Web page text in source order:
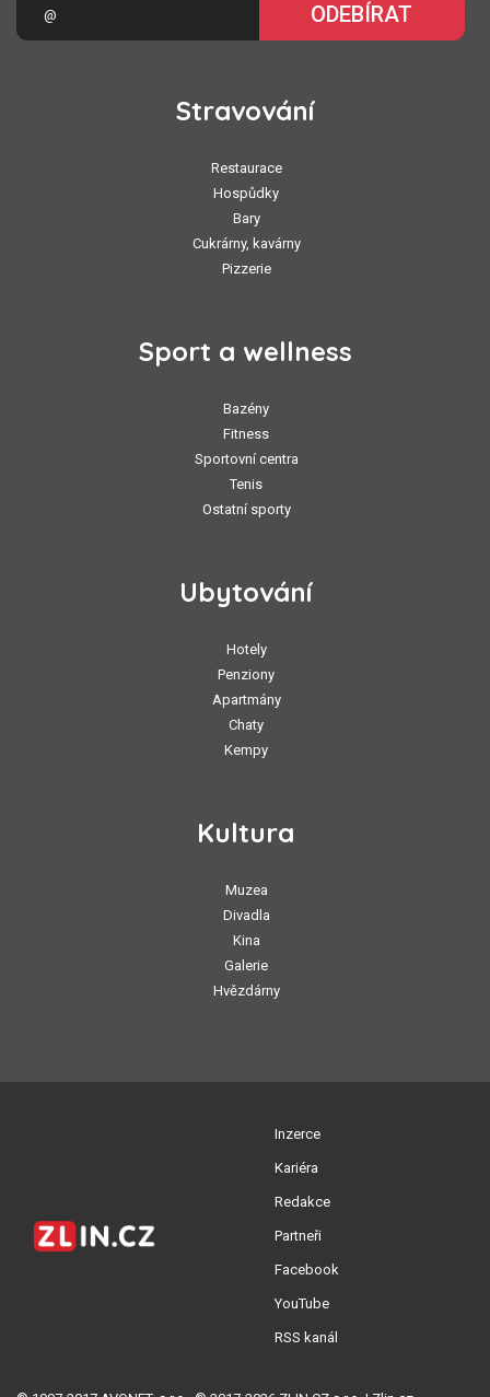
ODEBÍRAT
Stravování
Restaurace
Hospůdky
Bary
Cukrárny, kavárny
Pizzerie
Sport a wellness
Bazény
Fitness
Sportovní centra
Tenis
Ostatní sporty
Ubytování
Hotely
Penziony
Apartmány
Chaty
Kempy
Kultura
Muzea
Divadla
Kina
Galerie
Hvězdárny
Inzerce
Kariéra
Redakce
Partneři
Facebook
YouTube
RSS kanál